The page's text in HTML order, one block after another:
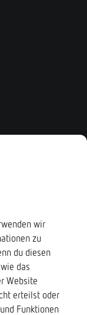
wir
zu
du diesen
das
Website
erteilst oder
Funktionen